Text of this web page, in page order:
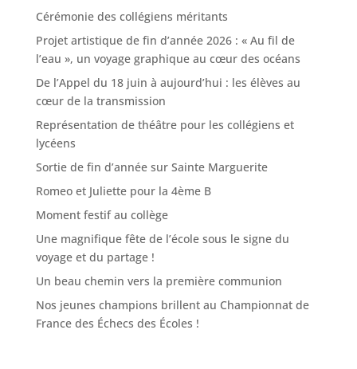
Cérémonie des collégiens méritants
Projet artistique de fin d’année 2026 : « Au fil de
l’eau », un voyage graphique au cœur des océans
De l’Appel du 18 juin à aujourd’hui : les élèves au
cœur de la transmission
Représentation de théâtre pour les collégiens et
lycéens
Sortie de fin d’année sur Sainte Marguerite
Romeo et Juliette pour la 4ème B
Moment festif au collège
Une magnifique fête de l’école sous le signe du
voyage et du partage !
Un beau chemin vers la première communion
Nos jeunes champions brillent au Championnat de
France des Échecs des Écoles !